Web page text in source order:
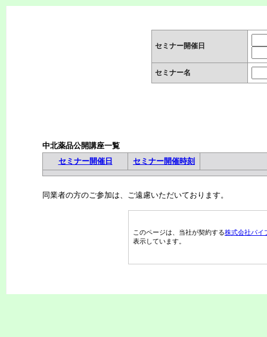
セミナー開催日
セミナー名
中北薬品公開講座一覧
セミナー開催日
セミナー開催時刻
同業者の方のご参加は、ご遠慮いただいております。
このページは、当社が契約する株式会社パイ
表示しています。